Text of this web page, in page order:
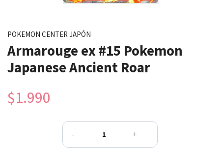
POKEMON CENTER JAPÓN
Armarouge ex #15 Pokemon
Japanese Ancient Roar
$1.990
- +